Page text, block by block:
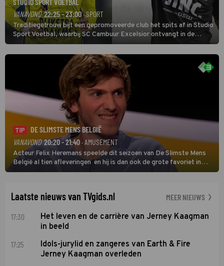
VANAVOND 22:25 - 23:00· SPORT
Traditiegetrouw bijt een gepromoveerde club het spits af in Studio
Sport Voetbal, waarbij SC Cambuur Excelsior ontvangt in de
eerste wedstrijd van het nieuwe Eredivisieseizoen. De nieuwe
oefenmeester is Johan Plat en hij wil aanvallend voetballen.
TIP
DE SLIMSTE MENS BELGIË
VANAVOND 20:20 - 21:40· AMUSEMENT
Acteur Felix Heremans speelde dit seizoen van De Slimste Mens
België al tien afleveringen en hij is dan ook de grote favoriet in
deze seizoensfinale. En er is Nederlandse inbreng, want komiek
Laatste nieuws van TVgids.nl MEER NIEUWS
17:30
Het leven en de carrière van Jerney Kaagman
in beeld
17:25
Idols-jurylid en zangeres van Earth & Fire
Jerney Kaagman overleden